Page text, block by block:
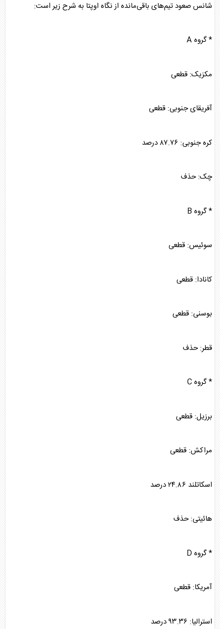
شانس صعود تیم‌های باقی‌مانده از نگاه اوپتا به شرح زیر است:
* گروه A
مکزیک: قطعی
آفریقای جنوبی: قطعی
کره جنوبی: ۸۷.۷۶ درصد
چک: حذف
* گروه B
سوئیس: قطعی
کانادا: قطعی
بوسنی: قطعی
قطر: حذف
* گروه C
برزیل: قطعی
مراکش: قطعی
اسکاتلند ۲۴.۸۶ درصد
هائیتی: حذف
* گروه D
آمریکا: قطعی
استرالیا: ۹۳.۳۶ درصد